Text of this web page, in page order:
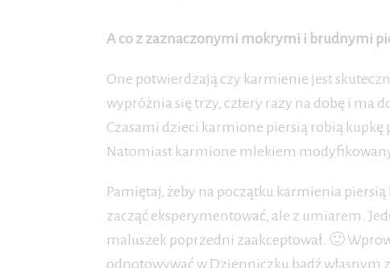
A co z zaznaczonymi mokrymi i brudnymi
One potwierdzają czy karmienie jest
wypróżnia się trzy, cztery razy na dobę i ma
Czasami dzieci karmione piersią robią
Natomiast karmione mlekiem
Pamiętaj, żeby na początku karmienia
zacząć eksperymentować, ale z umiarem.
maluszek poprzedni zaakceptował. 🙂
odnotowywać w Dzienniczku bądź własnym